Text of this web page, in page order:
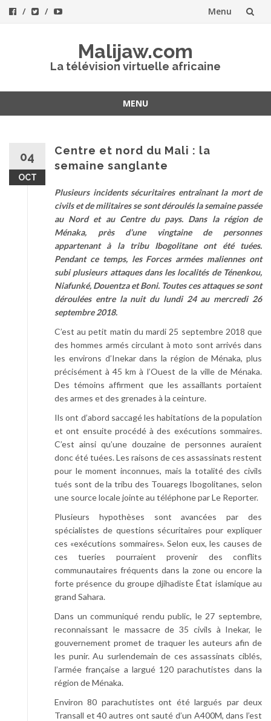
Menu
Malijaw.com
La télévision virtuelle africaine
MENU
04
OCT
Centre et nord du Mali : la
semaine sanglante
Plusieurs incidents sécuritaires entraînant la mort de
civils et de militaires se sont déroulés la semaine passée
au Nord et au Centre du pays. Dans la région de
Ménaka, près d’une vingtaine de personnes
appartenant à la tribu Ibogolitane ont été tuées.
Pendant ce temps, les Forces armées maliennes ont
subi plusieurs attaques dans les localités de Ténenkou,
Niafunké, Douentza et Boni. Toutes ces attaques se sont
déroulées entre la nuit du lundi 24 au mercredi 26
septembre 2018.
C’est au petit matin du mardi 25 septembre 2018 que
des hommes armés circulant à moto sont arrivés dans
les environs d’Inekar dans la région de Ménaka, plus
précisément à 45 km à l’Ouest de la ville de Ménaka.
Des témoins affirment que les assaillants portaient
des armes et des grenades à la ceinture.
Ils ont d’abord saccagé les habitations de la population
et ont ensuite procédé à des exécutions sommaires.
C’est ainsi qu’une douzaine de personnes auraient
donc été tuées. Les raisons de ces assassinats restent
pour le moment inconnues, mais la totalité des civils
tués sont de la tribu des Touaregs Ibogolitanes, selon
une source locale jointe au téléphone par Le Reporter.
Plusieurs hypothèses sont avancées par des
spécialistes de questions sécuritaires pour expliquer
ces «exécutions sommaires». Selon eux, les causes de
ces tueries pourraient provenir des conflits
communautaires fréquents dans la zone ou encore la
forte présence du groupe djihadiste État islamique au
grand Sahara.
Dans un communiqué rendu public, le 27 septembre,
reconnaissant le massacre de 35 civils à Inekar, le
gouvernement promet de traquer les auteurs afin de
les punir. Au surlendemain de ces assassinats ciblés,
l’armée française a largué 120 parachutistes dans la
région de Ménaka.
Environ 80 parachutistes ont été largués par deux
Transall et 40 autres ont sauté d’un A400M, dans l’est